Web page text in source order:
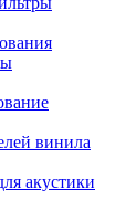
винила
акустики